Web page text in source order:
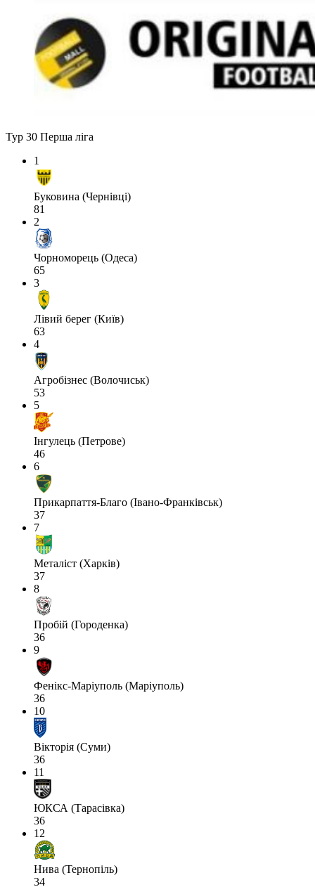
Тур 30 Перша ліга
1
Буковина (Чернівці)
81
2
Чорноморець (Одеса)
65
3
Лівий берег (Київ)
63
4
Агробізнес (Волочиськ)
53
5
Інгулець (Петрове)
46
6
Прикарпаття-Благо (Івано-Франківськ)
37
7
Металіст (Харків)
37
8
Пробій (Городенка)
36
9
Фенікс-Маріуполь (Маріуполь)
36
10
Вікторія (Суми)
36
11
ЮКСА (Тарасівка)
36
12
Нива (Тернопіль)
34